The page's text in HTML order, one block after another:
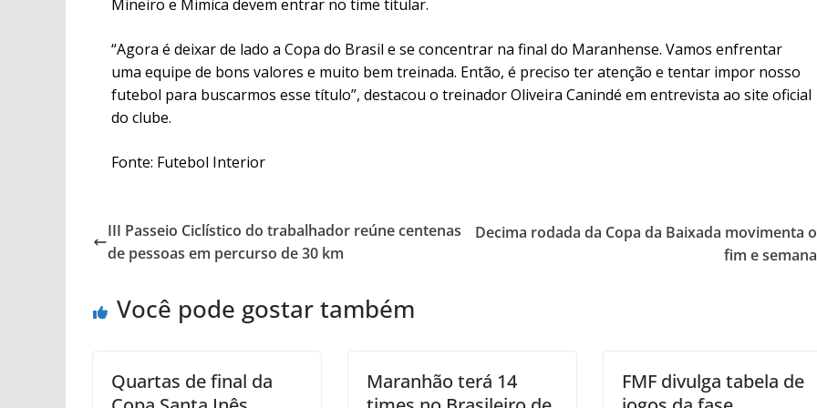
Mineiro e Mimica devem entrar no time titular.
“Agora é deixar de lado a Copa do Brasil e se concentrar na final do Maranhense. Vamos enfrentar
uma equipe de bons valores e muito bem treinada. Então, é preciso ter atenção e tentar impor nosso
futebol para buscarmos esse título”, destacou o treinador Oliveira Canindé em entrevista ao site oficial
do clube.
Fonte: Futebol Interior
III Passeio Ciclístico do trabalhador reúne centenas
de pessoas em percurso de 30 km
Decima rodada da Copa da Baixada movimenta o
fim e semana
Você pode gostar também
Quartas de final da
Maranhão terá 14
FMF divulga tabela de